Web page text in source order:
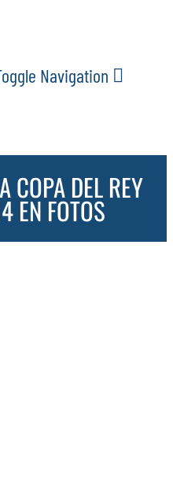
Navigation
ACTUALIDAD
COPA DEL REY
EN FOTOS